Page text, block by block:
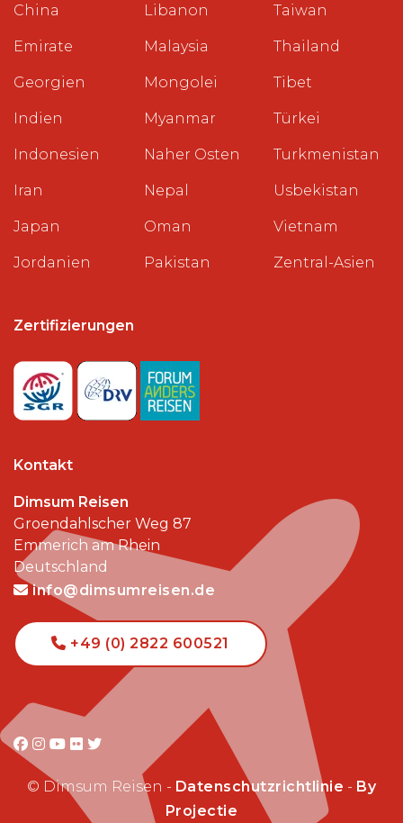
China
Emirate
Georgien
Indien
Indonesien
Iran
Japan
Jordanien
Libanon
Malaysia
Mongolei
Myanmar
Naher Osten
Nepal
Oman
Pakistan
Taiwan
Thailand
Tibet
Türkei
Turkmenistan
Usbekistan
Vietnam
Zentral-Asien
Zertifizierungen
Kontakt
Dimsum Reisen
Groendahlscher Weg 87
Emmerich am Rhein
Deutschland
info@dimsumreisen.de
+49 (0) 2822 600521
© Dimsum Reisen - Datenschutzrichtlinie - By
Projectie